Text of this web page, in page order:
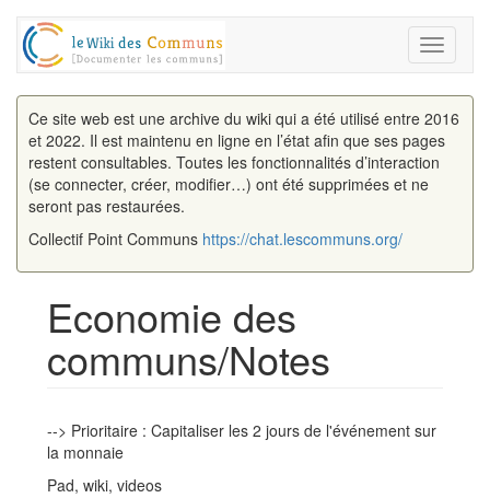
Toggle
Ce site web est une archive du wiki qui a été utilisé entre 2016
et 2022. Il est maintenu en ligne en l’état afin que ses pages
restent consultables. Toutes les fonctionnalités d’interaction
(se connecter, créer, modifier…) ont été supprimées et ne
seront pas restaurées.
Collectif Point Communs https://chat.lescommuns.org/
Economie des
communs/Notes
--> Prioritaire : Capitaliser les 2 jours de l'événement sur
la monnaie
Pad, wiki, videos